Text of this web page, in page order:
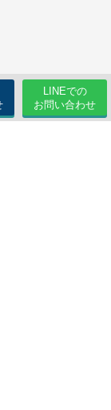
LINEでの
お問い合わせ